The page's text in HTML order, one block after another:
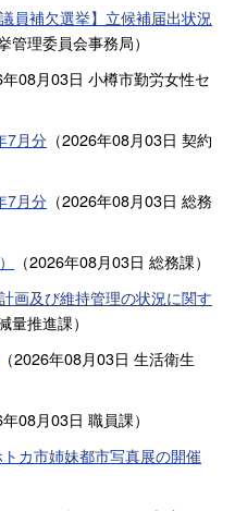
員補欠選挙】立候補届出状況
管理委員会事務局）
08月03日 小樽市勤労女性セ
7月分 （2026年08月03日 契約
7月分 （2026年08月03日 総務
（2026年08月03日 総務課）
画及び維持管理の状況に関す
量推進課）
（2026年08月03日 生活衛生
08月03日 職員課）
カ市姉妹都市写真展の開催